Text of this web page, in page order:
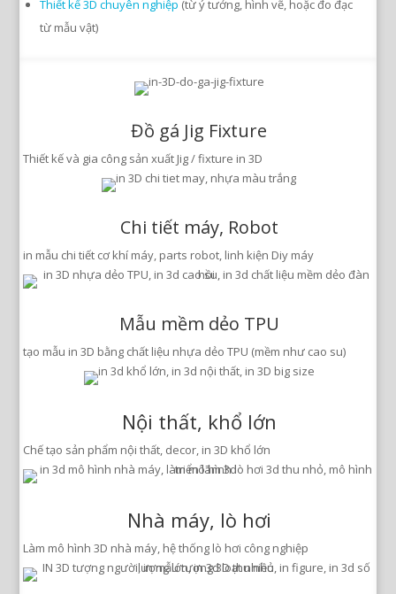
Thiết kế 3D chuyên nghiệp (từ ý tưởng, hình vẽ, hoặc đo đạc
từ mẫu vật)
Đồ gá Jig Fixture
Thiết kế và gia công sản xuất Jig / fixture in 3D
Chi tiết máy, Robot
in mẫu chi tiết cơ khí máy, parts robot, linh kiện Diy máy
Mẫu mềm dẻo TPU
tạo mẫu in 3D bằng chất liệu nhựa dẻo TPU (mềm như cao su)
Nội thất, khổ lớn
Chế tạo sản phẩm nội thất, decor, in 3D khổ lớn
Nhà máy, lò hơi
Làm mô hình 3D nhà máy, hệ thống lò hơi công nghiệp